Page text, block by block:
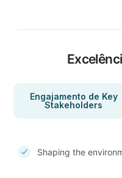
Engajamento de Key
Stakeholders
Shaping the